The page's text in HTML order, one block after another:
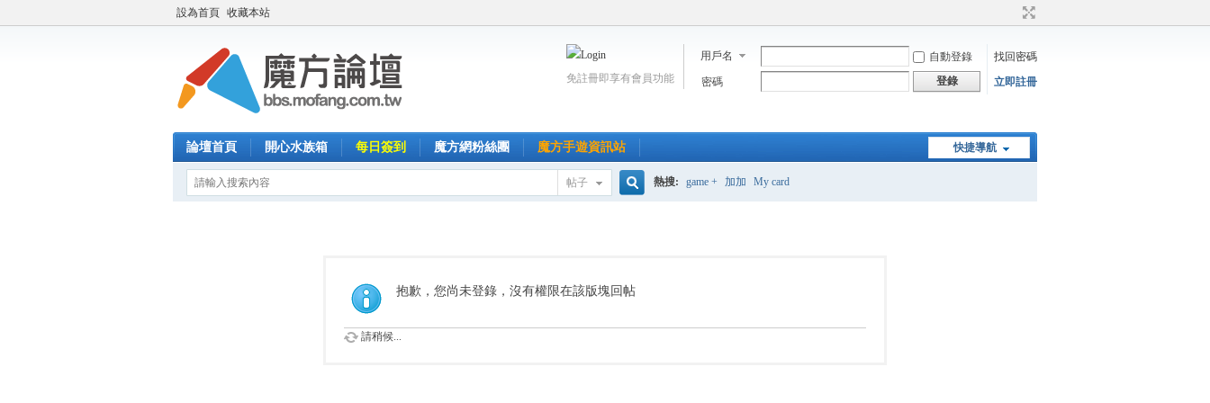
設為首頁 收藏本站
用戶名 自動登錄
找回密碼
密碼
登錄 立即註冊
免註冊即享有會員功能
快捷導航
論壇首頁 開心水族箱 每日簽到 魔方網粉絲團 魔方手遊資訊站
帖子
索
熱搜: game + 加加 My card
抱歉，您尚未登錄，沒有權限在該版塊回帖
請稍候...